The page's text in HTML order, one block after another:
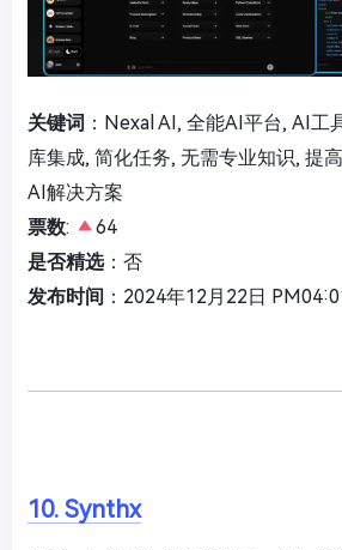
关键词 ：Nexal AI, 全能AI平台, AI工
库集成, 简化任务, 无需专业知识, 提
AI解决方案
票数:
64
是否精选：否
发布时间 ：2024年12月22日
10. Synthx